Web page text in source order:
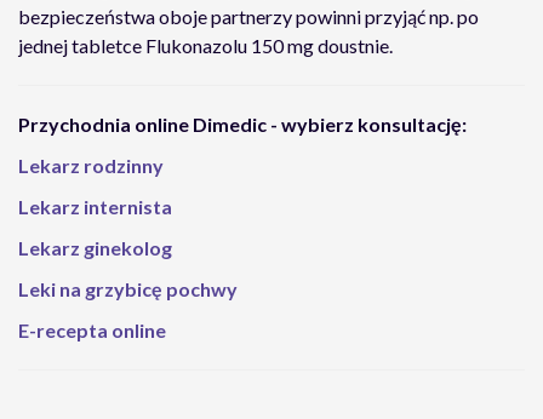
bezpieczeństwa oboje partnerzy powinni przyjąć np. po
jednej tabletce Flukonazolu 150 mg doustnie.
Przychodnia online Dimedic - wybierz konsultację:
Lekarz rodzinny
Lekarz internista
Lekarz ginekolog
Leki na grzybicę pochwy
E-recepta online